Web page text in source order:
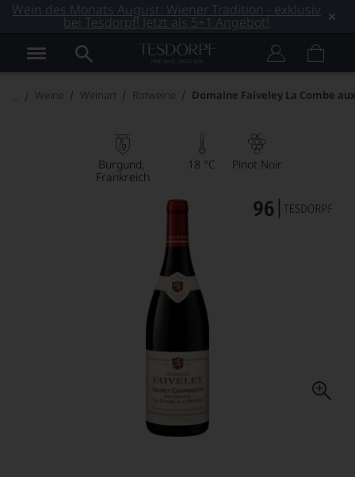
Wein des Monats August: Wiener Tradition - exklusiv
bei Tesdorpf! Jetzt als 5+1 Angebot!
Weine Weinart Rotweine Domaine Faiveley La Combe
Burgund
Frankreich
18 °C Pinot Noir